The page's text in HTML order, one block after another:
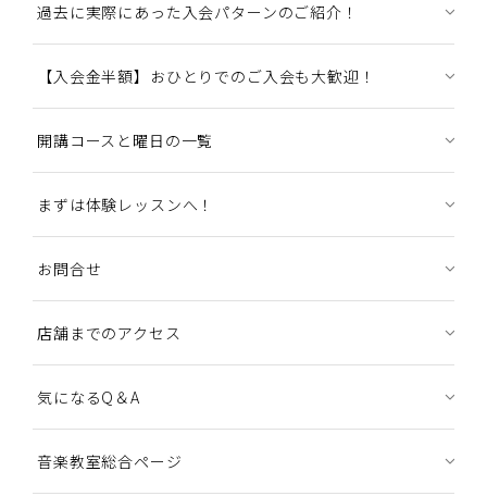
過去に実際にあった入会パターンのご紹介！
【入会金半額】おひとりでのご入会も大歓迎！
開講コースと曜日の一覧
まずは体験レッスンへ！
お問合せ
店舗までのアクセス
気になるQ＆A
音楽教室総合ページ